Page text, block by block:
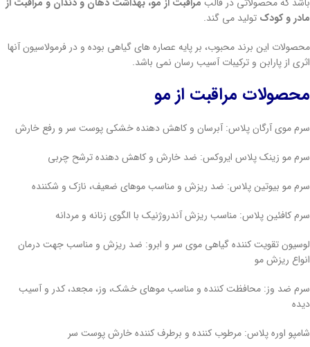
مادر و کودک تولید می گند.
محصولات این برند محبوب، بر پایه عصاره های گیاهی بوده و در فرمولاسیون آنها
اثری از پارابن و ترکیبات آسیب رسان نمی باشد.
محصولات مراقبت از مو
سرم موی آرگان پلاس: آبرسان و کاهش دهنده خشکی پوست سر و رفع خارش
سرم مو زینک پلاس ایروکس: ضد خارش و کاهش دهنده ترشح چربی
سرم مو بیوتین پلاس: ضد ریزش و مناسب موهای ضعیف، نازک و شکننده
سرم کافئین پلاس: مناسب ریزش آندروژنیک با الگوی زنانه و مردانه
لوسیون تقویت کننده گیاهی موی سر و ابرو: ضد ریزش و مناسب جهت درمان
انواع ریزش مو
سرم ضد وز: محافظت کننده و مناسب موهای خشک، وز، مجعد، کدر و آسیب
دیده
شامپو اوره پلاس: مرطوب کننده و برطرف کننده خارش پوست سر